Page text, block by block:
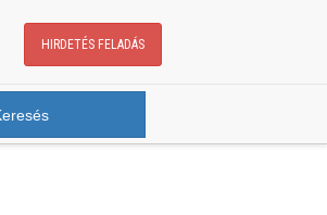
HIRDETÉS FELADÁS